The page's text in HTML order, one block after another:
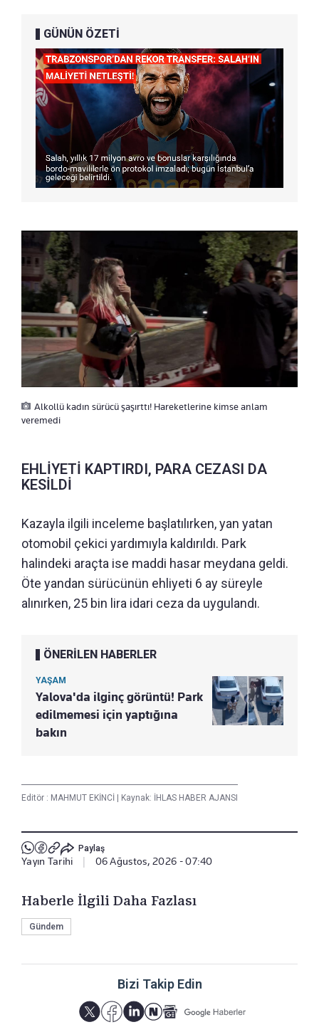
GÜNÜN ÖZETİ
Alkollü kadın sürücü şaşırttı! Hareketlerine kimse anlam
veremedi
EHLİYETİ KAPTIRDI, PARA CEZASI DA
KESİLDİ
Kazayla ilgili inceleme başlatılırken, yan yatan
otomobil çekici yardımıyla kaldırıldı. Park
halindeki araçta ise maddi hasar meydana geldi.
Öte yandan sürücünün ehliyeti 6 ay süreyle
alınırken, 25 bin lira idari ceza da uygulandı.
ÖNERİLEN HABERLER
YAŞAM
Yalova'da ilginç görüntü! Park
edilmemesi için yaptığına
bakın
Editör : MAHMUT EKİNCİ | Kaynak: İHLAS HABER AJANSI
Paylaş
Yayın Tarihi 06 Ağustos, 2026 - 07:40
Haberle İlgili Daha Fazlası
Gündem
Bizi Takip Edin